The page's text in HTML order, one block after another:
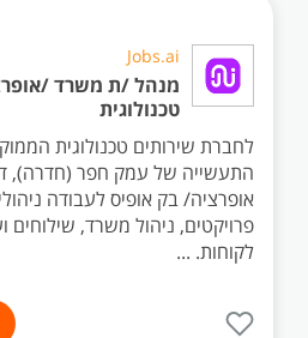
Jobs.ai
מנהל /ת משרד /
טכנולוגית
לחברת שירותים טכנולוגית
התעשייה של עמק חפר (חדרה),
אופרציה/ בק אופיס לעבודה
פרויקטים, ניהול משרד, שילוחים
לקוחות. ...